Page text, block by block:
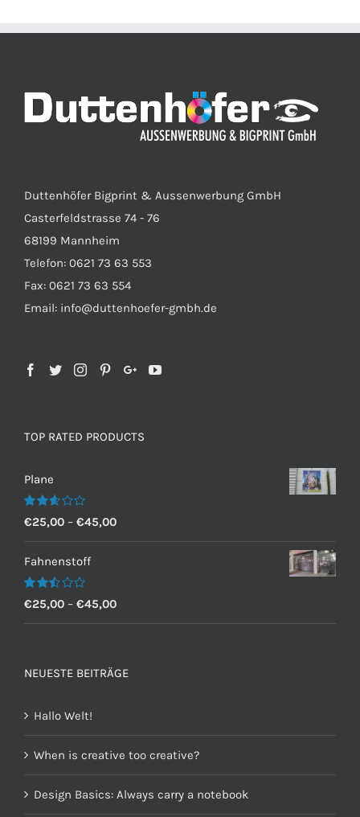
Duttenhöfer Bigprint & Aussenwerbung GmbH
Casterfeldstrasse 74 - 76
68199 Mannheim
Telefon: 0621 73 63 553
Fax: 0621 73 63 554
Email: info@duttenhoefer-gmbh.de
TOP RATED PRODUCTS
Plane
Bewertet
mit
2.60
von 5
€25,00 – €45,00
Fahnenstoff
Bewertet
mit
2.50
€25,00 – €45,00
NEUESTE BEITRÄGE
Hallo Welt!
When is creative too creative?
Design Basics: Always carry a notebook